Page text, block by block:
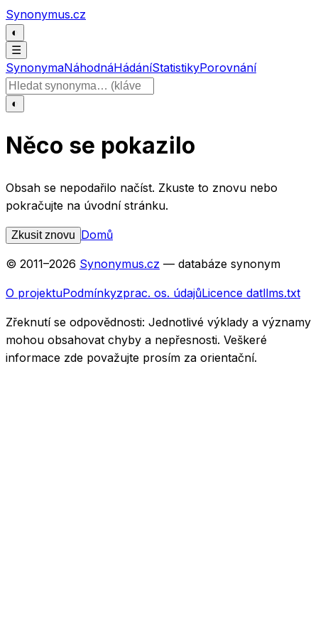
Přeskočit na obsah
Synonymus.cz
◐
☰
SynonymaNáhodnáHádáníStatistikyPorovnání
Hledat slovo
◐
Něco se pokazilo
Obsah se nepodařilo načíst. Zkuste to znovu nebo
pokračujte na úvodní stránku.
Zkusit znovu Domů
© 2011–2026 Synonymus.cz — databáze synonym
O projektuPodmínkyzprac. os. údajůLicence datllms.txt
Zřeknutí se odpovědnosti: Jednotlivé výklady a významy
mohou obsahovat chyby a nepřesnosti. Veškeré
informace zde považujte prosím za orientační.